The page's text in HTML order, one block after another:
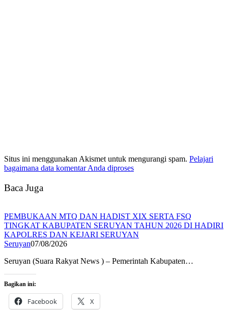
Situs ini menggunakan Akismet untuk mengurangi spam. Pelajari
bagaimana data komentar Anda diproses
Baca Juga
PEMBUKAAN MTQ DAN HADIST XIX SERTA FSQ
TINGKAT KABUPATEN SERUYAN TAHUN 2026 DI HADIRI
KAPOLRES DAN KEJARI SERUYAN
Seruyan07/08/2026
Seruyan (Suara Rakyat News ) – Pemerintah Kabupaten…
Bagikan ini:
Facebook X